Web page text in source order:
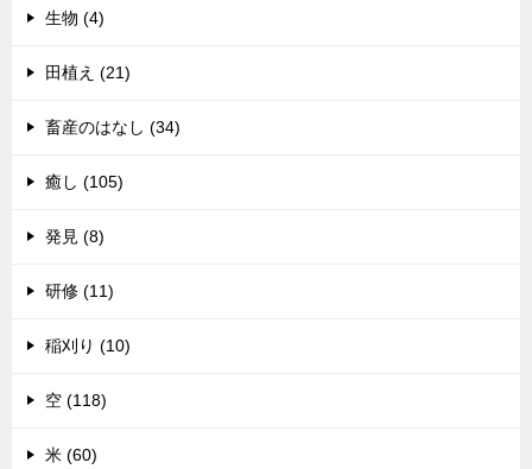
生物 (4)
田植え (21)
畜産のはなし (34)
癒し (105)
発見 (8)
研修 (11)
稲刈り (10)
空 (118)
米 (60)